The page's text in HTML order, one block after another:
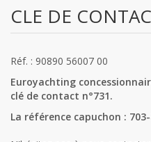
CLE DE
Réf. : 90890 56007 00
Euroyachting
clé de contact n°731.
La référence capuchon :